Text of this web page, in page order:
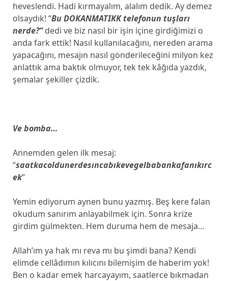
heveslendi. Hadi kırmayalım, alalım dedik. Ay demez
olsaydık! “Bu DOKANMATIKK telefonun tuşları
nerde?”dedi ve biz nasıl bir işin içine girdiğimizi o
anda fark ettik! Nasıl kullanılacağını, nereden arama
yapacağını, mesajın nasıl gönderileceğini milyon kez
anlattık ama baktık olmuyor, tek tek kâğıda yazdık,
şemalar şekiller çizdik.
Ve bomba…
Annemden gelen ilk mesaj:
“saatkacoldunerdesıncabıkevegelbabankafanıkırc
ek”
Yemin ediyorum aynen bunu yazmış. Beş kere falan
okudum sanırım anlayabilmek için. Sonra krize
girdim gülmekten. Hem duruma hem de mesaja…
Allah’ım ya hak mı reva mı bu şimdi bana? Kendi
elimde cellâdımın kılıcını bilemişim de haberim yok!
Ben o kadar emek harcayayım, saatlerce bıkmadan